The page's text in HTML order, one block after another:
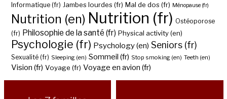
Informatique (fr) Jambes lourdes (fr) Mal de dos (fr) Ménopause (fr)
Nutrition (en) Nutrition (fr) Ostéoporose
(fr) Philosophie de la santé (fr) Physical activity (en)
Psychologie (fr) Psychology (en) Seniors (fr)
Sexualité (fr) Sleeping (en) Sommeil (fr) Stop smoking (en) Teeth (en)
Vision (fr) Voyage (fr) Voyage en avion (fr)